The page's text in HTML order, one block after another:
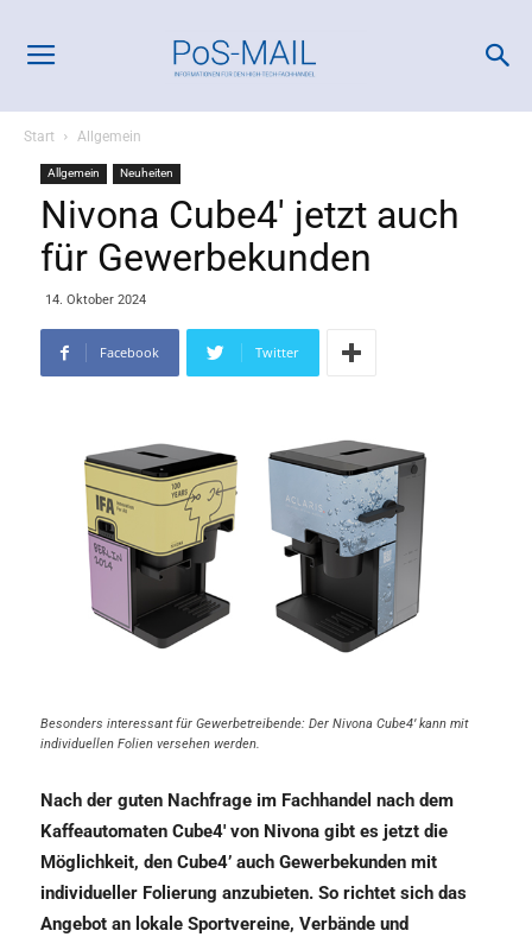
Start Allgemein
Allgemein Neuheiten
Nivona Cube4′ jetzt auch
für Gewerbekunden
14. Oktober 2024
Facebook Twitter
Besonders interessant für Gewerbetreibende: Der Nivona Cube4’ kann mit
individuellen Folien versehen werden.
Nach der guten Nachfrage im Fachhandel nach dem
Kaffeautomaten Cube4′ von Nivona gibt es jetzt die
Möglichkeit, den Cube4’ auch Gewerbekunden mit
individueller Folierung anzubieten. So richtet sich das
Angebot an lokale Sportvereine, Verbände und